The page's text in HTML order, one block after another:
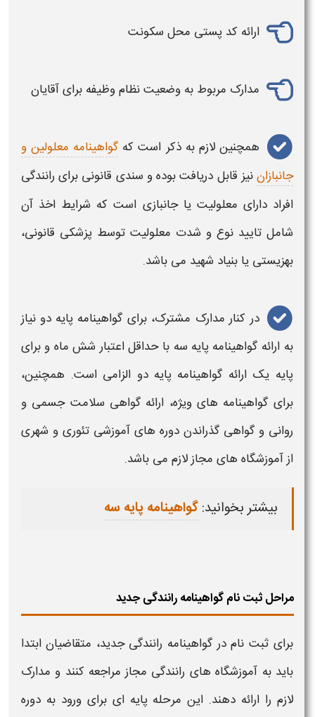
ارائه کد پستی محل سکونت
مدارک مربوط به وضعیت نظام وظیفه برای آقایان
همچنین لازم به ذکر است که گواهینامه معلولین و
جانبازاننیز قابل دریافت بوده و سندی قانونی برای رانندگی
افراد دارای معلولیت یا جانبازی است که شرایط اخذ آن
شامل تایید نوع و شدت معلولیت توسط پزشکی قانونی،
بهزیستی یا بنیاد شهید می باشد.
در کنار مدارک مشترک، برای گواهینامه پایه دو نیاز
به ارائه گواهینامه پایه سه با حداقل اعتبار شش ماه و برای
پایه یک ارائه گواهینامه پایه دو الزامی است. همچنین،
برای گواهینامه‌ های ویژه، ارائه گواهی سلامت جسمی و
روانی و گواهی گذراندن دوره‌ های آموزشی تئوری و شهری
از آموزشگاه‌ های مجاز لازم می‌ باشد.
بیشتر بخوانید:گواهینامه پایه سه
مراحل ثبت نام گواهینامه رانندگی جدید
برای ثبت نام در گواهینامه رانندگی جدید، متقاضیان ابتدا
باید به آموزشگاه‌ های رانندگی مجاز مراجعه کنند و مدارک
لازم را ارائه دهند. این مرحله پایه‌ ای برای ورود به دوره‌